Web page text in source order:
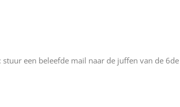
een beleefde mail naar de juffen van de 6de